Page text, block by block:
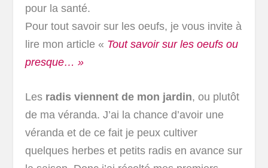
pour la santé.
Pour tout savoir sur les oeufs, je vous invite à
lire mon article « Tout savoir sur les oeufs ou
presque… »
Les radis viennent de mon jardin, ou plutôt
de ma véranda. J’ai la chance d’avoir une
véranda et de ce fait je peux cultiver
quelques herbes et petits radis en avance sur